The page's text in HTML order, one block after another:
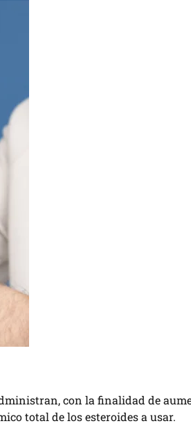
con la finalidad de
total de los esteroides a usar.